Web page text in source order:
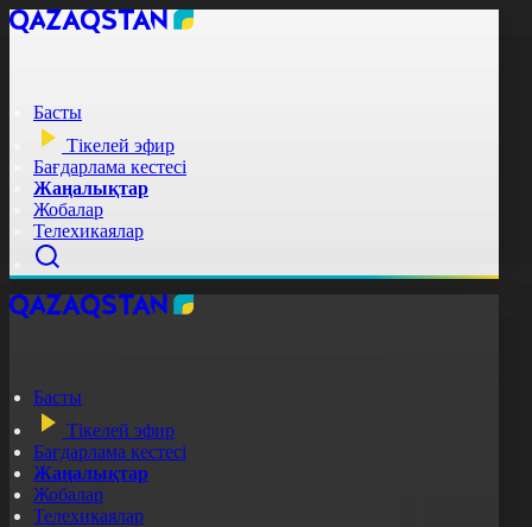
Басты
Тікелей эфир
Бағдарлама кестесі
Жаңалықтар
Жобалар
Телехикаялар
Басты
Тікелей эфир
Бағдарлама кестесі
Жаңалықтар
Жобалар
Телехикаялар